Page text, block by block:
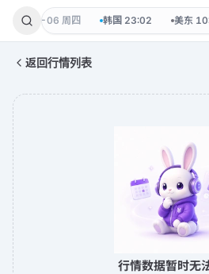
·08-06 周四 韩国 23:02 美东
返回行情列表
行情数据暂时无